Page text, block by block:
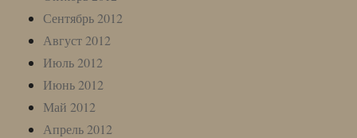
Сентябрь 2012
Август 2012
Июль 2012
Июнь 2012
Май 2012
Апрель 2012